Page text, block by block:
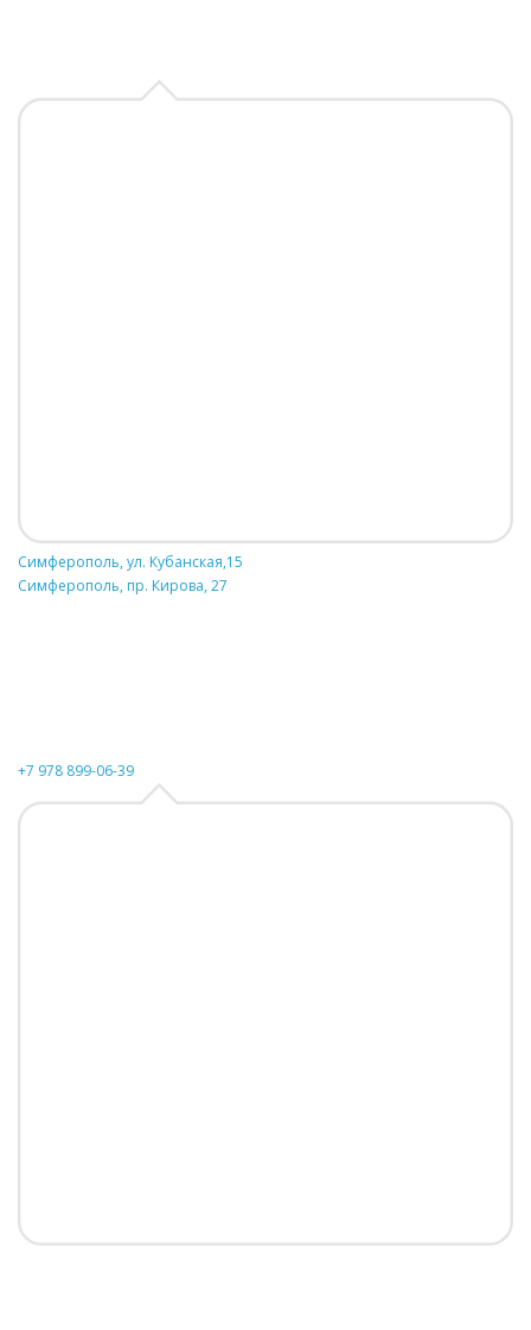
Симферополь, ул. Кубанская,15
Симферополь, пр. Кирова, 27
+7 978 899-06-39